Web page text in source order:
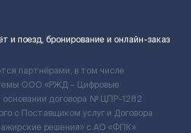
и поезд, бронирование и онлайн-заказ
партнёрами, в том числе
ООО «РЖД – Цифровые
основании договора № ЦПР-1282
с Поставщиком услуг и Договора
решения» c АО «ФПК»